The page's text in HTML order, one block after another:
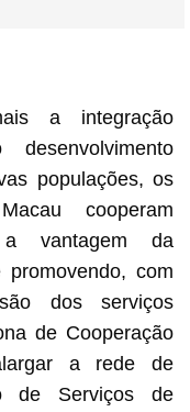
a integração
populações, os
cooperam
a vantagem da
com
dos serviços
de Cooperação
a rede de
de Serviços de